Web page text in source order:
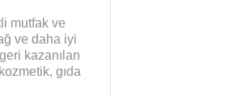
mutfak ve
ve daha iyi
kazanılan
gıda